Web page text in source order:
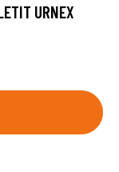
URNEX